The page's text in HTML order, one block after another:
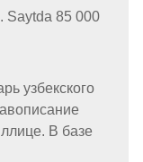
Saytda 85 000
узбекского
В базе